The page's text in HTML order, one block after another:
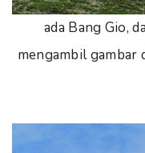
ada Bang Gio,
mengambil gambar